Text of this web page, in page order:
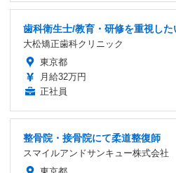
歯科衛生士/教育・研修を重視し
大松矯正歯科クリニック
東京都
月給32万円
正社員
整骨院・接骨院にて柔道整復師
スマイルアンドサンキュー株式会社